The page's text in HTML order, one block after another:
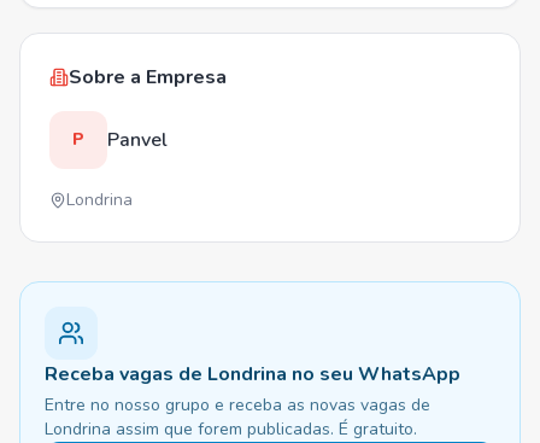
Sobre a Empresa
P Panvel
Londrina
Receba vagas de Londrina no seu WhatsApp
Entre no nosso grupo e receba as novas vagas de
Londrina assim que forem publicadas. É gratuito.